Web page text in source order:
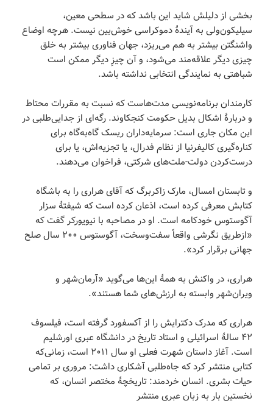
بخشی از دلیلش شاید این باشد که در سطحی معین،
سیلیکون‌ولی به آیندۀ دموکراسی خوش‌بین نیست. هرچه اوضاع
واشنگتن بیشتر به هم می‌ریزد، جهان فناوری بیشتر به خلق
چیزی دیگر علاقه‌مند می‌شود، و آن چیزِ دیگر ممکن است
شباهتی به نمایندگی انتخابی نداشته باشد.
کارمندان برنامه‌نویسی مدت‌هاست که نسبت به مقررات محتاط
و دربارۀ اشکال بدیل حکومت کنجکاوند. رگه‌ای از جدایی‌طلبی در
این مکان جاری است: سرمایه‌داران ریسک گاه‌به‌گاه برای
کناره‌گیری کالیفرنیا از نظام فدرال، یا تجزیه‌اش، یا برای
درست‌کردن دولت-ملت‌های شرکتی، فراخوان می‌دهند.
و تابستان امسال، مارک زاکربرگ که آقای هراری را به باشگاه
کتابش معرفی کرده است، اذعان کرده است که شیفتۀ سزار
آگوستوس خودکامه است. او در مصاحبه با نیویورکر گفت که
«ازطریق نگرشی واقعاً سفت‌وسخت، آگوستوس ۲۰۰ سال صلح
جهانی برقرار کرد».
هراری، در واکنش به همۀ این‌ها می‌گوید «آرمان‌شهر و
ویران‌شهر وابسته به ارزش‌های شما هستند».
هراری که مدرک دکترایش را از آکسفورد گرفته است، فیلسوف
۴۲ سالۀ اسرائیلی و استاد تاریخ در دانشگاه عبری اورشلیم
است. آغاز داستان شهرت فعلی او سال ۲۰۱۱ است، زمانی‌که
کتابی منتشر کرد که جاه‌طلبی آشکاری داشت: مروری بر تمامی
حیات بشری. انسان خردمند: تاریخچۀ مختصر انسان، که
نخستین بار به زبان عبری منتشر